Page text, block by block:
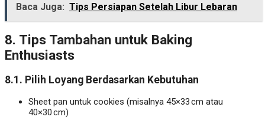
Baca Juga: Tips Persiapan Setelah Libur Lebaran
8. Tips Tambahan untuk Baking
Enthusiasts
8.1. Pilih Loyang Berdasarkan Kebutuhan
Sheet pan untuk cookies (misalnya 45×33 cm atau
40×30 cm)